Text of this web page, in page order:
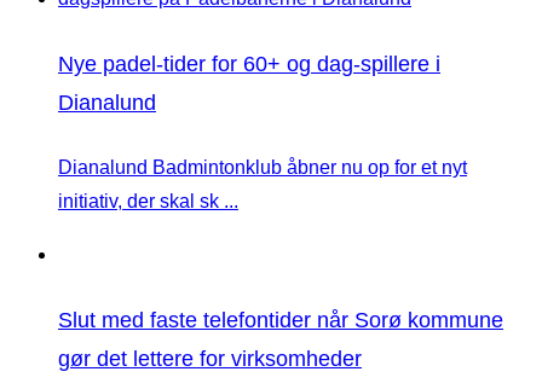
Nye padel-tider for 60+ og dag-spillere i
Dianalund
Dianalund Badmintonklub åbner nu op for et nyt
initiativ, der skal sk ...
Slut med faste telefontider når Sorø kommune
gør det lettere for virksomheder